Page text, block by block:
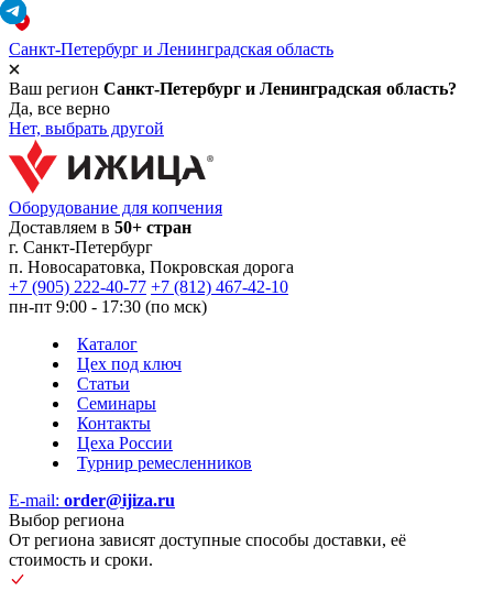
Санкт-Петербург и Ленинградская область
Ваш регион Санкт-Петербург и Ленинградская область?
Да, все верно
Нет, выбрать другой
Оборудование для копчения
Доставляем в 50+ стран
г. Санкт-Петербург
п. Новосаратовка, Покровская дорога
+7 (905) 222-40-77 +7 (812) 467-42-10
пн-пт 9:00 - 17:30 (по мск)
Каталог
Цех под ключ
Статьи
Семинары
Контакты
Цеха России
Турнир ремесленников
E-mail: order@ijiza.ru
Выбор региона
От региона зависят доступные способы доставки, её
стоимость и сроки.